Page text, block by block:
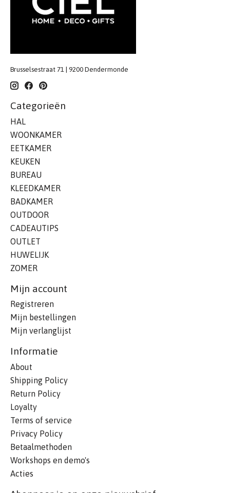
Brusselsestraat 71 | 9200 Dendermonde
Categorieën
HAL
WOONKAMER
EETKAMER
KEUKEN
BUREAU
KLEEDKAMER
BADKAMER
OUTDOOR
CADEAUTIPS
OUTLET
HUWELIJK
ZOMER
Mijn account
Registreren
Mijn bestellingen
Mijn verlanglijst
Informatie
About
Shipping Policy
Return Policy
Loyalty
Terms of service
Privacy Policy
Betaalmethoden
Workshops en demo's
Acties